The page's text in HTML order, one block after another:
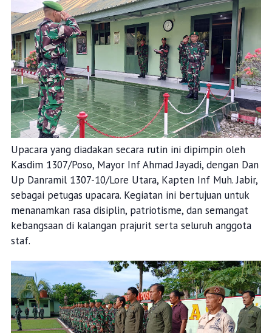
Upacara yang diadakan secara rutin ini dipimpin oleh
Kasdim 1307/Poso, Mayor Inf Ahmad Jayadi, dengan Dan
Up Danramil 1307-10/Lore Utara, Kapten Inf Muh. Jabir,
sebagai petugas upacara. Kegiatan ini bertujuan untuk
menanamkan rasa disiplin, patriotisme, dan semangat
kebangsaan di kalangan prajurit serta seluruh anggota
staf.